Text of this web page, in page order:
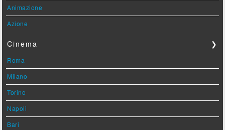
Animazione
Azione
Cinema ❯
Roma
Milano
Torino
Napoli
Bari